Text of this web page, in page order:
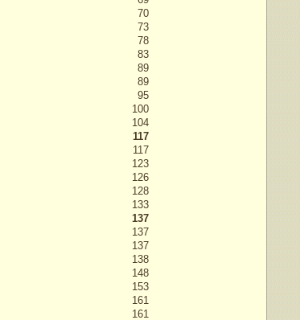
70
73
78
83
89
89
95
100
104
117
117
123
126
128
133
137
137
137
138
148
153
161
161